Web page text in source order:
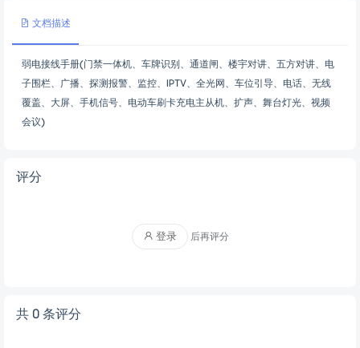
文档描述
弱电接线手册(门禁一体机、车牌识别、通道闸、楼宇对讲、五方对讲、电
子围栏、广播、探测报警、监控、IPTV、全光网、车位引导、电话、无线
覆盖、大屏、手机信号、电动车刷卡充电主从机、扩声、舞台灯光、视频
会议)
评分
登录 后再评分
共 0 条评分